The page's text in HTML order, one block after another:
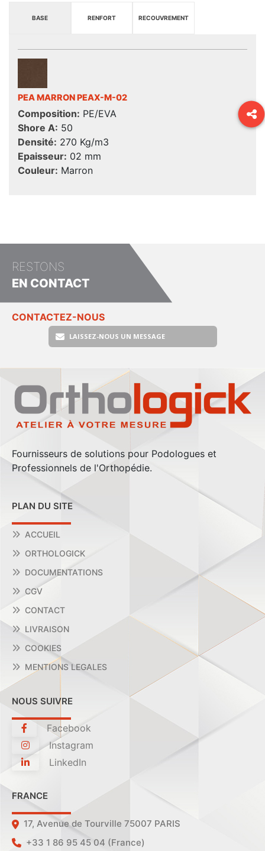
BASE RENFORT RECOUVREMENT
PEA MARRON PEAX-M-02
Composition: PE/EVA
Shore A: 50
Densité: 270 Kg/m3
Epaisseur: 02 mm
Couleur: Marron
RESTONS
EN CONTACT
CONTACTEZ-NOUS
LAISSEZ-NOUS UN MESSAGE
Fournisseurs de solutions pour Podologues et
Professionnels de l'Orthopédie.
PLAN DU SITE
ACCUEIL
ORTHOLOGICK
DOCUMENTATIONS
CGV
CONTACT
LIVRAISON
COOKIES
MENTIONS LEGALES
NOUS SUIVRE
Facebook
Instagram
LinkedIn
FRANCE
17, Avenue de Tourville 75007 PARIS
+33 1 86 95 45 04 (France)